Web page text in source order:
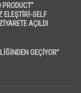
ELEŞTİRİ-SELF
AÇILDI
GEÇİYOR”